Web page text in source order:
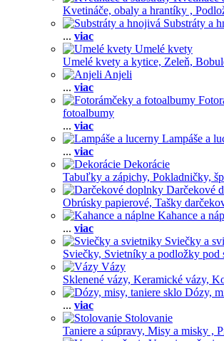
Kvetináče, obaly a hrantíky ,
Substráty a
... viac
Umelé kvety
Umelé kvety a kytice, Zeleň,
Anjeli
... viac
fotoalbumy
... viac
Lampáše a
... viac
Dekorácie
Tabuľky a zápichy, Pokladničky,
Darčekové
Obrúsky papierové, Tašky
Kahance a
... viac
Sviečky a
Sviečky, Svietníky a podložky pod
Vázy
Sklenené vázy, Keramické vázy,
Dózy,
... viac
Stolovanie
Taniere a súpravy, Misy a misky ,